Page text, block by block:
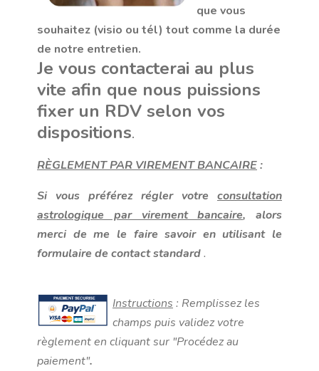
que vous
souhaitez (visio ou tél) tout comme la durée
de notre entretien.
Je vous contacterai au plus
vite afin que nous puissions
fixer un RDV selon vos
dispositions.
RÈGLEMENT PAR VIREMENT BANCAIRE:
Si vous préférez régler votre consultation
astrologique par virement bancaire, alors
merci de me le faire savoir en utilisant le
formulaire de contact standard.
Instructions : Remplissez les
champs puis validez votre
règlement en cliquant sur "Procédez au
paiement".